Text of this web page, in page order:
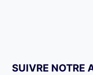
SUIVRE NOTRE